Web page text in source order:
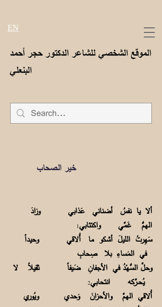
الموقع الشخصي للشاعر الدكتور حجر أحمد
البنعلي
EN
خير الصحاب
ألا يا نفسُ أضناني عَذابي وزادَ
الهمُّ غَمِّي واكتئابي1
سَهِرتُ الليلَ أشكو ما أُلاقي وحيداً
في المَساءِ بلا صِحابِ
وحلَّ السُّهْدُ في الأجفانِ ضَيفاً ثقيلاً لا
يُحــرِّكه انتحابي2
أُلاقي الهمَّ والأحزانَ وَحدي ويُوري